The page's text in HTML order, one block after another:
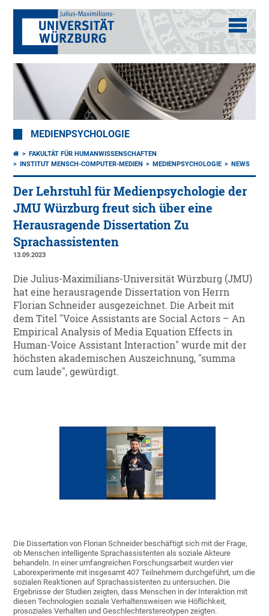
MEDIENPSYCHOLOGIE
FAKULTÄT FÜR HUMANWISSENSCHAFTEN
INSTITUT MENSCH-COMPUTER-MEDIEN
MEDIENPSYCHOLOGIE NEWS
Der Lehrstuhl für Medienpsychologie der
JMU Würzburg freut sich über eine
Herausragende Dissertation Zu
Sprachassistenten
13.09.2023
Die Julius-Maximilians-Universität Würzburg (JMU)
hat eine herausragende Dissertation von Herrn
Florian Schneider ausgezeichnet. Die Arbeit mit
dem Titel "Voice Assistants are Social Actors – An
Empirical Analysis of Media Equation Effects in
Human-Voice Assistant Interaction" wurde mit der
höchsten akademischen Auszeichnung, "summa
cum laude", gewürdigt.
Die Dissertation von Florian Schneider beschäftigt sich mit der Frage,
ob Menschen intelligente Sprachassistenten als soziale Akteure
behandeln. In einer umfangreichen Forschungsarbeit wurden vier
Laborexperimente mit insgesamt 407 Teilnehmern durchgeführt, um die
sozialen Reaktionen auf Sprachassistenten zu untersuchen. Die
Ergebnisse der Studien zeigten, dass Menschen in der Interaktion mit
diesen Technologien soziale Verhaltensweisen wie Höflichkeit,
prosoziales Verhalten und Geschlechterstereotypen zeigten.